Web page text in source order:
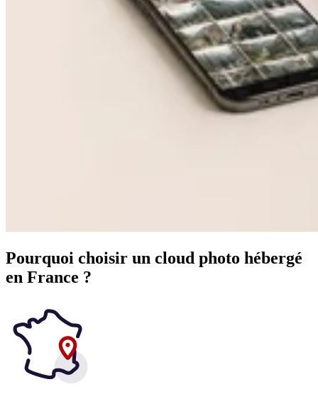
Pourquoi choisir un cloud photo hébergé
en France ?